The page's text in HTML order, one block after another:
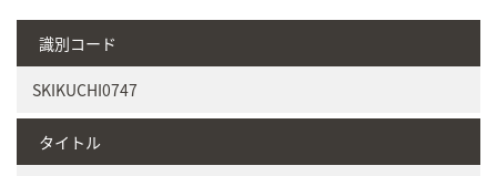
識別コード
SKIKUCHI0747
タイトル